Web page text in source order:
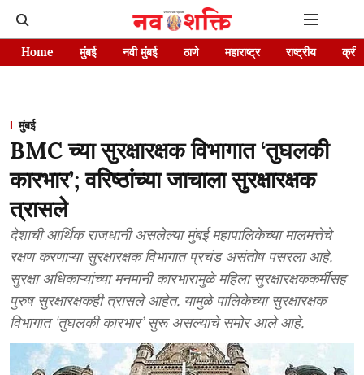
Home मुंबई नवी मुंबई ठाणे महाराष्ट्र राष्ट्रीय
मुंबई
BMC च्या सुरक्षारक्षक विभागात ‘तुघलकी
कारभार’; वरिष्ठांच्या जाचाला सुरक्षारक्षक
त्रासले
देशाची आर्थिक राजधानी असलेल्या मुंबई महापालिकेच्या मालमत्तेचे
रक्षण करणाऱ्या सुरक्षारक्षक विभागात प्रचंड असंतोष पसरला आहे.
सुरक्षा अधिकाऱ्यांच्या मनमानी कारभारामुळे महिला सुरक्षारक्षककर्मींसह
पुरुष सुरक्षारक्षकही त्रासले आहेत. यामुळे पालिकेच्या सुरक्षारक्षक
विभागात ‘तुघलकी कारभार’ सुरू असल्याचे समोर आले आहे.